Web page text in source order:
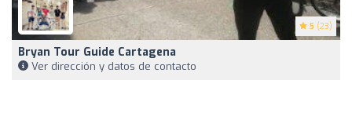
5 (23)
Bryan Tour Guide Cartagena
Ver dirección y datos de contacto